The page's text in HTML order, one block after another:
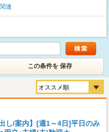
連
この条件を 保存
し/案内】[週1～4日]平日のみ